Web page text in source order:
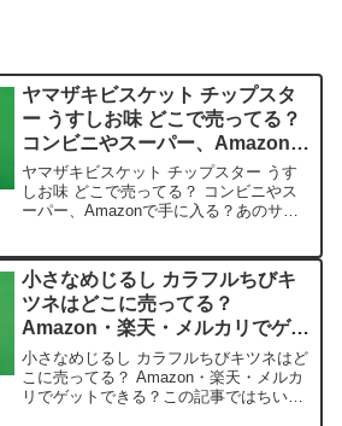
ヤマザキビスケット チップスタ
ー うすしお味 どこで売ってる？
コンビニやスーパー、Amazonで
手に入る？
ヤマザキビスケット チップスター うす
しお味 どこで売ってる？ コンビニやス
ーパー、Amazonで手に入る？あのサク
しお味。忙しい毎日にぴったりなおやつ
ですよね。この記...
小さなめじるし カラフルちびキ
ツネはどこに売ってる？
Amazon・楽天・メルカリでゲッ
トできる？
小さなめじるし カラフルちびキツネはど
こに売ってる？ Amazon・楽天・メルカ
リでゲットできる？この記事ではちいさ